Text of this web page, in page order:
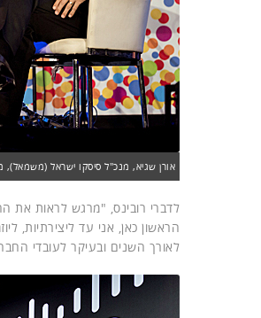
אורן שגיא, מנכ"ל סיסקו ישראל
לדברי רובינס, "מרגש לראות את
הראשון כאן, אני עד ליצירתיות,
לאורך השנים ובעיקר לעובדי